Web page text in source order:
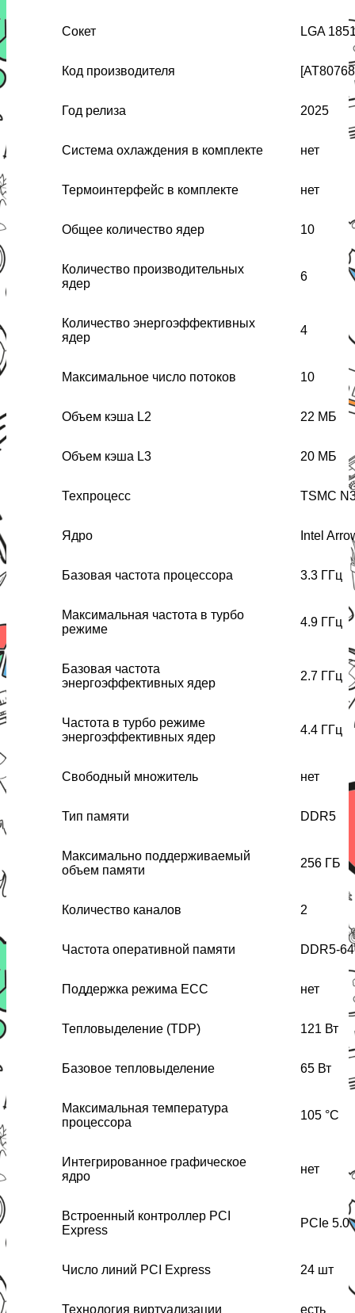
Сокет LGA
Код производителя
Год релиза 2025
Система охлаждения в комплекте нет
Термоинтерфейс в комплекте нет
Общее количество ядер 10
Количество производительных
ядер
6
Количество энергоэффективных
ядер
4
Максимальное число потоков 10
Объем кэша L2 22 МБ
Объем кэша L3 20 МБ
Техпроцесс TSMC
Ядро Intel
Базовая частота процессора 3.3 ГГц
Максимальная частота в турбо
режиме
4.9 ГГц
Базовая частота
энергоэффективных ядер
2.7 ГГц
Частота в турбо режиме
энергоэффективных ядер
4.4 ГГц
Свободный множитель нет
Тип памяти DDR5
Максимально поддерживаемый
объем памяти
256 ГБ
Количество каналов 2
Частота оперативной памяти DDR5-
Поддержка режима ECC нет
Тепловыделение (TDP) 121 Вт
Базовое тепловыделение 65 Вт
Максимальная температура
процессора
105 °C
Интегрированное графическое
ядро
нет
Встроенный контроллер PCI
Express
PCIe 5.0
Число линий PCI Express 24 шт
Технология виртуализации есть